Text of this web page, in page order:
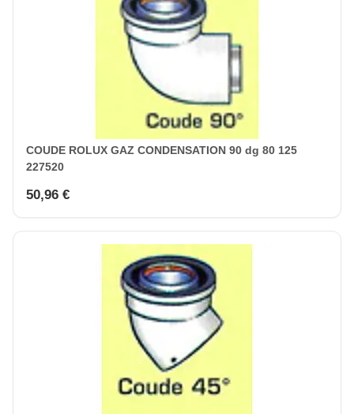
COUDE ROLUX GAZ CONDENSATION 90 dg 80 125
227520
50,96 €